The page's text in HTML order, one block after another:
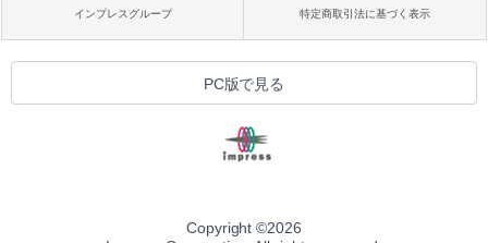
インプレスグループ 特定商取引法に基づく表示
PC版で見る
Copyright ©2026